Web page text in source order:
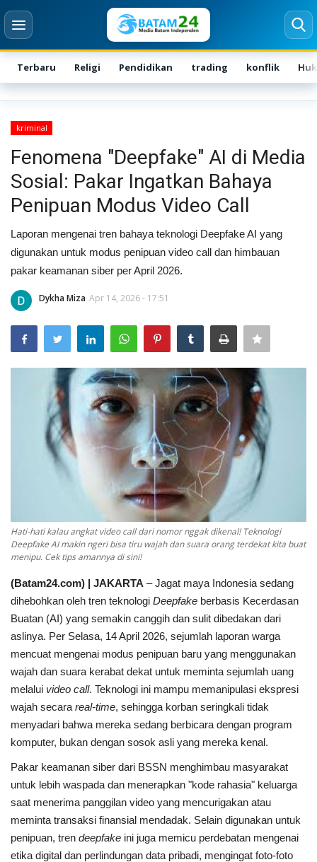
Terbaru Religi Pendidikan trading konflik
Login Register
Karir
Kontak
BATAM
Kepri
NASIONAL
TRAVEL
BISNIS
TEKNOLOGI
Religion
Opini
kriminal
Fenomena "Deepfake" AI di Media
Sosial: Pakar Ingatkan Bahaya
Penipuan Modus Video Call
Laporan mengenai tren bahaya teknologi Deepfake AI yang
digunakan untuk modus penipuan video call dan himbauan
pakar keamanan siber per April 2026.
Dykha Miza Apr 14, 2026 - 17:51
Hati-hati kalau angkat video call dari nomor nggak dikenal! Teknologi
Deepfake AI makin ngeri bisa tiru wajah dan suara orang terdekat kita buat
menipu. Cek tips amannya di sini!
(Batam24.com) | JAKARTA – Jagat maya Indonesia sedang
dihebohkan oleh tren teknologi Deepfake berbasis Kecerdasan
Buatan (AI) yang semakin canggih dan sulit dibedakan dari
aslinya. Per Selasa, 14 April 2026, sejumlah laporan warga
mencuat mengenai modus penipuan baru yang menggunakan
wajah dan suara kerabat dekat untuk meminta sejumlah uang
melalui video call. Teknologi ini mampu memanipulasi ekspresi
wajah secara real-time, sehingga korban seringkali tidak
menyadari bahwa mereka sedang berbicara dengan program
komputer, bukan dengan sosok asli yang mereka kenal.
Pakar keamanan siber dari BSSN menghimbau masyarakat
untuk lebih waspada dan menerapkan "kode rahasia" keluarga
saat menerima panggilan video yang mencurigakan atau
meminta transaksi finansial mendadak. Selain digunakan untuk
penipuan, tren deepfake ini juga memicu perdebatan mengenai
etika digital dan perlindungan data pribadi, mengingat foto-foto